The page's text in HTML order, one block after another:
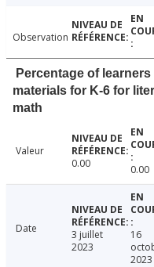
Observation
Percentage of
materials for K-6 for
math
Valeur
0.00
0.00
Date
3 juillet
2023
16
2023